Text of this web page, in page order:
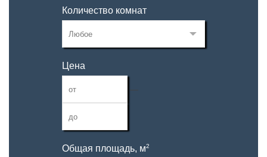
Количество комнат
Цена
—
Общая площадь, м2